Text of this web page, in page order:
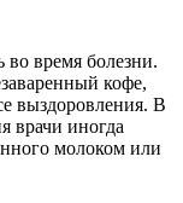
во время болезни.
кофе,
выздоровления. В
врачи иногда
молоком или